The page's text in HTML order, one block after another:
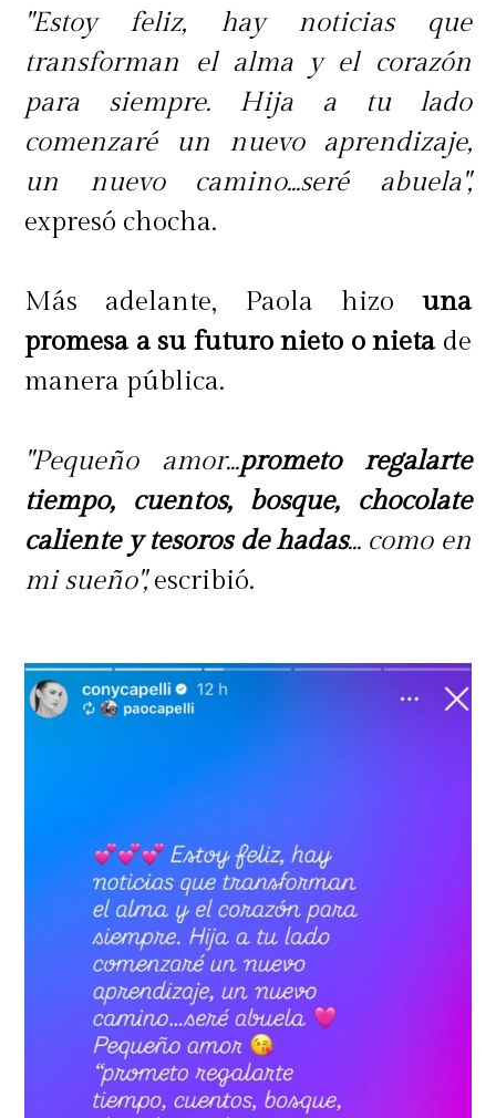
"Estoy feliz, hay noticias que
transforman el alma y el corazón
para siempre. Hija a tu lado
comenzaré un nuevo aprendizaje,
un nuevo camino...seré abuela",
expresó chocha.
Más adelante, Paola hizo una
promesa a su futuro nieto o nietade
manera pública.
"Pequeño amor...prometo regalarte
tiempo, cuentos, bosque, chocolate
caliente y tesoros de hadas... como en
mi sueño",escribió.